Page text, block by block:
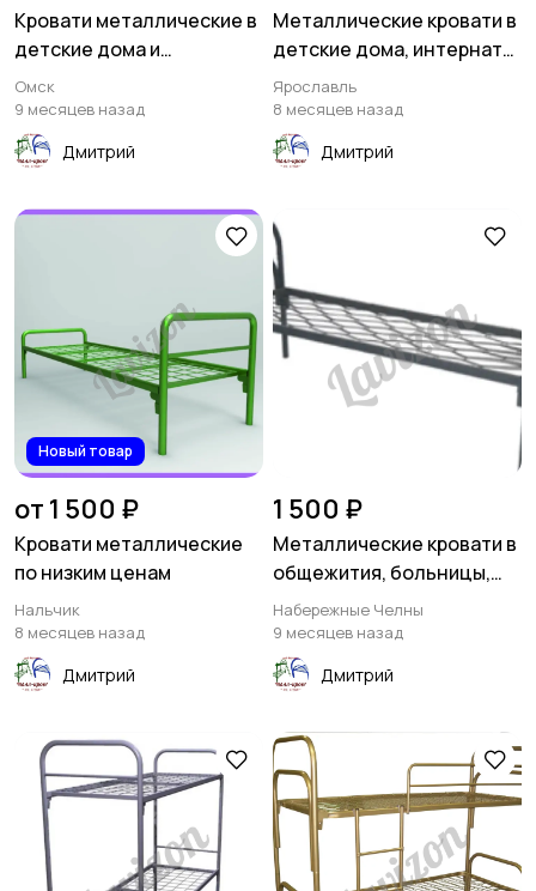
Кровати металлические в
детские дома и
интернаты
Омск
9 месяцев назад
Дмитрий
Металлические кровати в
детские дома, интернаты,
детские сады
Ярославль
8 месяцев назад
Дмитрий
Новый товар
от 1 500 ₽
Кровати металлические
по низким ценам
Нальчик
8 месяцев назад
Дмитрий
1 500 ₽
Металлические кровати в
общежития, больницы,
гостиницы
Набережные Челны
9 месяцев назад
Дмитрий